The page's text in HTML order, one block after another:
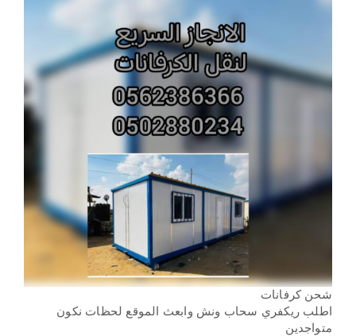
شحن كرفانات
اطلب ريكفري سحاب ونش وابعث الموقع لحظات نكون
متواجدين